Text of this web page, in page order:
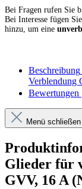
Bei Fragen rufen Sie
Bei Interesse fügen
hinzu, um eine
Beschreibung
Verblendung
Bewertungen
Menü schließen
Glieder für
GVV, 16 A